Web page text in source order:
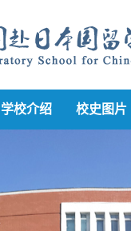
学校介绍 校史图片